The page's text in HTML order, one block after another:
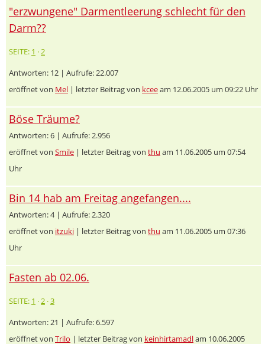
"erzwungene" Darmentleerung schlecht für den
Darm??
SEITE: 1 ·2
Antworten: 12 | Aufrufe: 22.007
eröffnet von Mel | letzter Beitrag von kceeam 12.06.2005 um 09:22 Uhr
Böse Träume?
Antworten: 6 | Aufrufe: 2.956
eröffnet von Smile | letzter Beitrag von thu am 11.06.2005 um 07:54
Uhr
Bin 14 hab am Freitag angefangen....
Antworten: 4 | Aufrufe: 2.320
eröffnet von itzuki | letzter Beitrag von thu am 11.06.2005 um 07:36
Uhr
Fasten ab 02.06.
SEITE: 1 ·2 ·3
Antworten: 21 | Aufrufe: 6.597
eröffnet von Trilo | letzter Beitrag von keinhirtamadlam 10.06.2005